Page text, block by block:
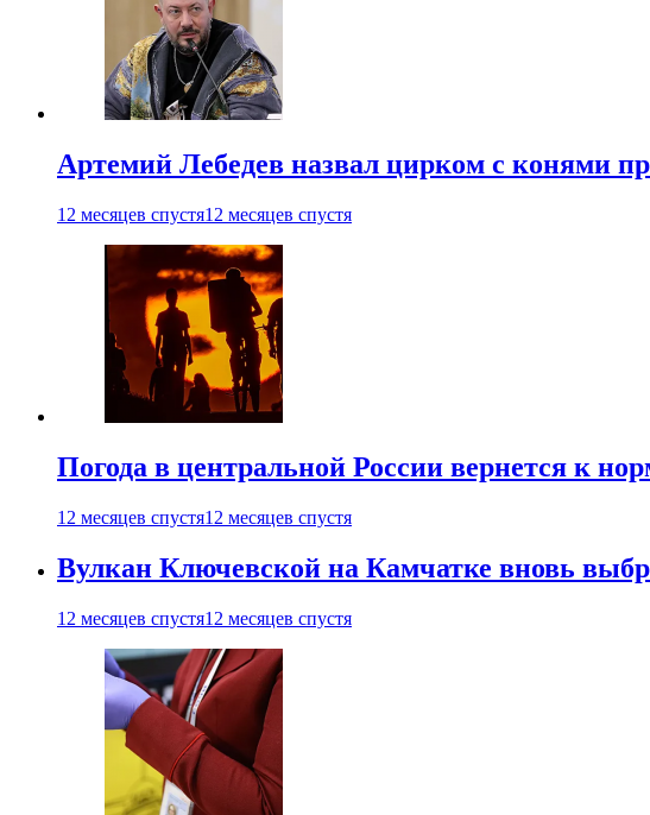
Артемий Лебедев назвал цирком с конями
12 месяцев спустя12 месяцев спустя
Погода в центральной России вернется к
12 месяцев спустя12 месяцев спустя
Вулкан Ключевской на Камчатке вновь
12 месяцев спустя12 месяцев спустя